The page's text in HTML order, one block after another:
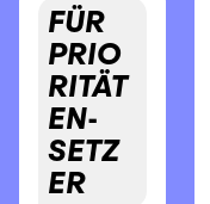
FÜR
PRIO
RITÄT
EN-
SETZ
ER